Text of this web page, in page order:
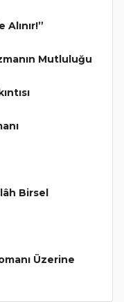
Mutluluğu
Birsel
Üzerine